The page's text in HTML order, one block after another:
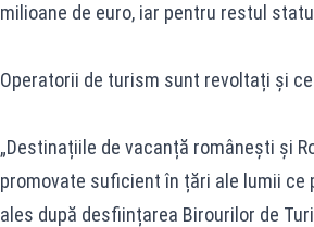
milioane de euro, iar pentru restul
Operatorii de turism sunt revoltați și
„Destinațiile de vacanță românești și
promovate suficient în țări ale lumii
ales după desființarea Birourilor de